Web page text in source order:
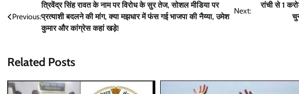
navigation
Previous:
त्रिवेंद्र सिंह रावत के नाम पर विरोध के सुर तेज, सोशल मीडिया पर
प्रत्याशी बदलने की मांग, क्या मझधार में फंस गई भाजपा की नैय्या, उमेश
कुमार और कांग्रेस कहां खड़े!
Next:
रांची से 1
Related Posts